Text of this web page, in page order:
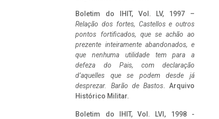
Boletim do IHIT, Vol. LV, 1997 –
Relação dos fortes, Castellos e outros
pontos fortificados, que se achão ao
prezente inteiramente abandonados, e
que nenhuma utilidade tem para a
defeza do Pais, com declaração
d’aquelles que se podem desde já
desprezar. Barão de Bastos. Arquivo
Histórico Militar.
Boletim do IHIT, Vol. LVI, 1998 -